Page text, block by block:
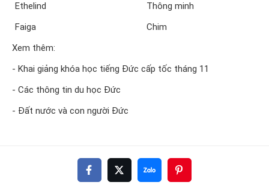
Ethelind
Thông minh
Faiga
Chim
Xem thêm:
- Khai giảng khóa học tiếng Đức cấp tốc tháng 11
- Các thông tin du học Đức
- Đất nước và con người Đức